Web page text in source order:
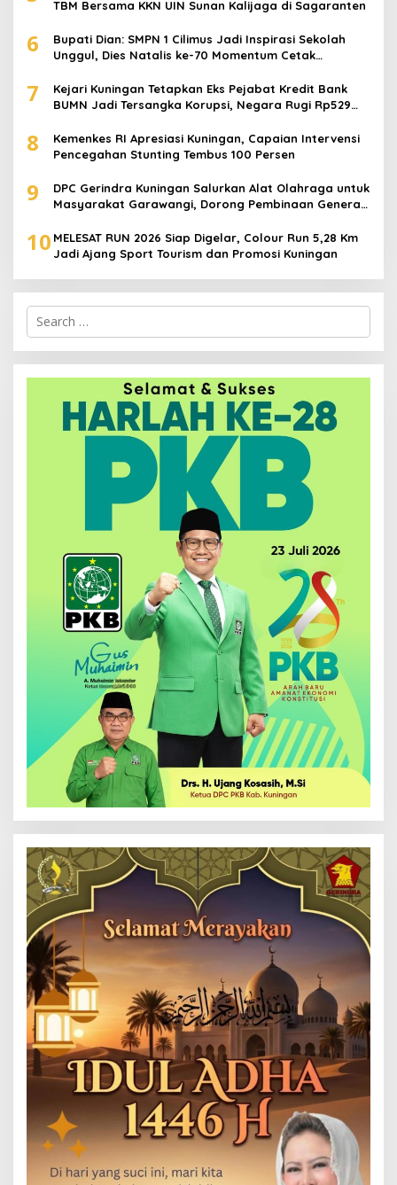
TBM Bersama KKN UIN Sunan Kalijaga di Sagaranten
6
Bupati Dian: SMPN 1 Cilimus Jadi Inspirasi Sekolah
Unggul, Dies Natalis ke-70 Momentum Cetak
7
Kejari Kuningan Tetapkan Eks Pejabat Kredit Bank
BUMN Jadi Tersangka Korupsi, Negara Rugi Rp529
8
Kemenkes RI Apresiasi Kuningan, Capaian Intervensi
Pencegahan Stunting Tembus 100 Persen
9
DPC Gerindra Kuningan Salurkan Alat Olahraga untuk
Masyarakat Garawangi, Dorong Pembinaan Generasi
10 MELESAT RUN 2026 Siap Digelar, Colour Run 5,28 Km
Jadi Ajang Sport Tourism dan Promosi Kuningan
Search
for: